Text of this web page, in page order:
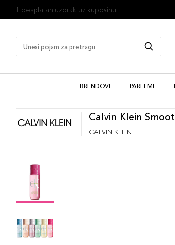
1 besplatan uzorak uz kupovinu
BRENDOVI PARFEMI
Calvin Klein
CALVIN KLEIN